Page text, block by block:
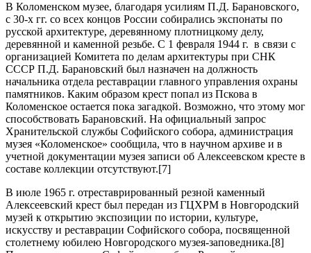
В Коломенском музее, благодаря усилиям П.Д. Барановского,
с 30-х гг. со всех концов России собирались экспонаты по
русской архитектуре, деревянному плотницкому делу,
деревянной и каменной резьбе. С 1 февраля 1944 г. в связи с
организацией Комитета по делам архитектуры при СНК
СССР П.Д. Барановский был назначен на должность
начальника отдела реставрации главного управления охраны
памятников. Каким образом крест попал из Пскова в
Коломенское остается пока загадкой. Возможно, что этому мог
способствовать Барановский. На официальный запрос
Хранительской службы Софийского собора, администрация
музея «Коломенское» сообщила, что в научном архиве и в
учетной документации музея записи об Алексеевском кресте в
составе коллекции отсутствуют.[7]
В июле 1965 г. отреставрированный резной каменный
Алексеевский крест был передан из ГЦХРМ в Новгородский
музей к открытию экспозиции по истории, культуре,
искусству и реставрации Софийского собора, посвященной
столетнему юбилею Новгородского музея-заповедника.[8]